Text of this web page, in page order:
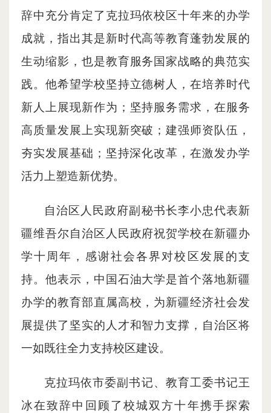
辞中充分肯定了克拉玛依校区十年来的办学
成就，指出其是新时代高等教育蓬勃发展的
生动缩影，也是教育服务国家战略的典范实
践。他希望学校坚持立德树人，在培养时代
新人上展现新作为；坚持服务需求，在服务
高质量发展上实现新突破；建强师资队伍，
夯实发展基础；坚持深化改革，在激发办学
活力上塑造新优势。
自治区人民政府副秘书长李小忠代表新
疆维吾尔自治区人民政府祝贺学校在新疆办
学十周年，感谢社会各界对校区发展的支
持。他表示，中国石油大学是首个落地新疆
办学的教育部直属高校，为新疆经济社会发
展提供了坚实的人才和智力支撑，自治区将
一如既往全力支持校区建设。
克拉玛依市委副书记、教育工委书记王
冰在致辞中回顾了校城双方十年携手探索